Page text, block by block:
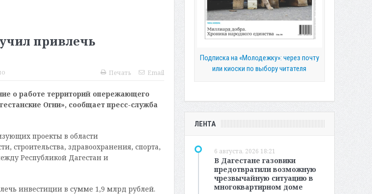
привлечь
Печать Email
о работе территорий опережающего
Огни», сообщает пресс-служба
проекты в области
здравоохранения, спорта,
Республикой Дагестан и
инвестиции в сумме 1,9 млрд рублей.
Подписка на «Молодежку»: через почту
или киоски по выбору читателя
ЛЕНТА
6 августа, 2026 18:21
В Дагестане газовики
предотвратили возможную
чрезвычайную ситуацию в
многоквартирном доме